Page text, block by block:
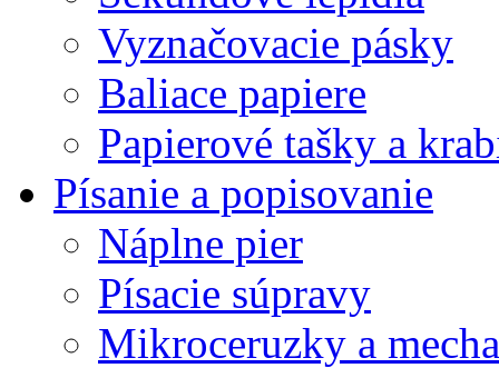
Vyznačovacie pásky
Baliace papiere
Papierové tašky a
Písanie a popisovanie
Náplne pier
Písacie súpravy
Mikroceruzky a